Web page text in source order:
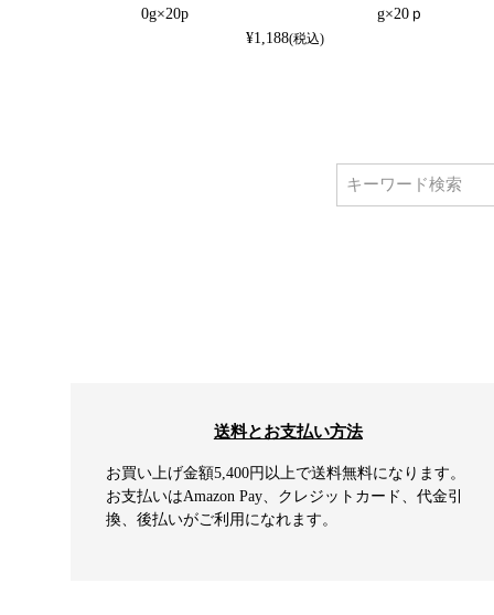
0g×20p
¥1,188(税込)
g×20ｐ
送料とお支払い方法
お買い上げ金額5,400円以上で送料無料になります。
お支払いはAmazon Pay、クレジットカード、代金引
換、後払いがご利用になれます。